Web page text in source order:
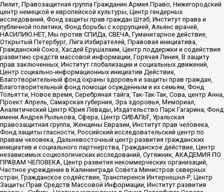
Лилит, Правозащитная группа Гражданин.Армия.Право, Нижегородский
центр немецкой и европейской культуры, Центр гендерных
исследований, Фонд защиты прав граждан Штаб, Институт права и
публичной политики, Фонд борьбы с коррупцией, Альянс врачей,
НАСИЛИЮ.НЕТ, Мы против СПИДа, СВЕЧА, Гуманитарное действие,
Открытый Петербург, Лига Избирателей, Правовая инициатива,
Гражданский Союз, Хасдей Ерушалаим, Центр поддержки и содействия
развитию средств массовой информации, Горячая Линия, В защиту
прав заключенных, Институт глобализации и социальных движений,
Центр социально-информационных инициатив Действие,
Благотворительный фонд охраны здоровья и защиты прав граждан,
Благотворительный фонд помощи осужденным и их семьям, Фонд
Тольятти, Новое время, Серебряная тайга, Так-Так-Так, Сова, центр Анна,
Проект Апрель, Самарская губерния, Эра здоровья, Мемориал,
Аналитический Центр Юрия Левады, Издательство Парк Гагарина, Фонд
имени Андрея Рылькова, Сфера, Центр СИБАЛЬТ, Уральская
правозащитная группа, Женщины Евразии, Институт прав человека,
Фонд защиты гласности, Российский исследовательский центр по
правам человека, Дальневосточный центр развития гражданских
инициатив и социального партнерства, Гражданское действие, Центр
независимых социологических исследований, Сутяжник, АКАДЕМИЯ ПО
ПРАВАМ ЧЕЛОВЕКА, Центр развития некоммерческих организаций,
Частное учреждение в Калининграде Совета Министров северных
стран, Гражданское содействие, Трансперенси Интернешнл-Р, Центр
Защиты Прав Средств Массовой Информации, Институт развития